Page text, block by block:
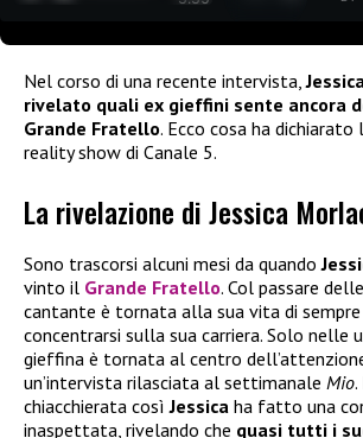
Nel corso di una recente intervista,
rivelato quali ex gieffini sente ancora
Grande Fratello. Ecco cosa ha
reality show di Canale 5.
La rivelazione di Jessica
Sono trascorsi alcuni mesi da quando
vinto il Grande Fratello. Col passare
cantante è tornata alla sua vita di sempre
concentrarsi sulla sua carriera. Solo nelle
gieffina è tornata al centro
un’intervista rilasciata al settimanale Mio
chiacchierata cosìJessica ha fatto una
inaspettata, rivelando che quasi tutti i